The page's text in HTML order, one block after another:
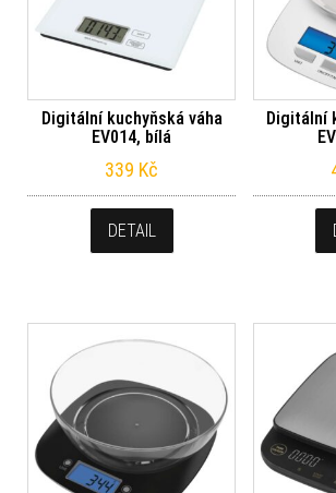
Digitální kuchyňská váha
EV014, bílá
339 Kč
DETAIL
Digitální